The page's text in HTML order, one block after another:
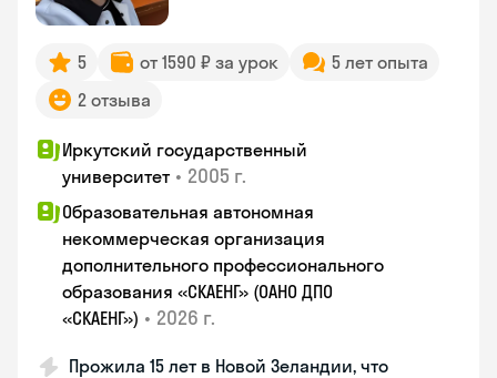
5 от 1590 ₽ за урок
5 лет опыта
2 отзыва
Иркутский государственный
университет • 2005 г.
Образовательная автономная
некоммерческая организация
дополнительного профессионального
образования «СКАЕНГ» (ОАНО ДПО
«СКАЕНГ») • 2026 г.
Прожила 15 лет в Новой Зеландии, что